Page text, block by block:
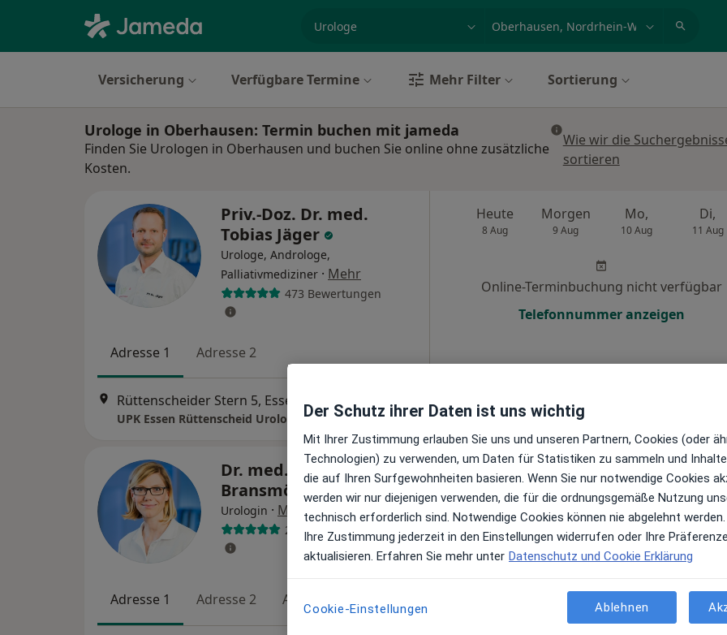
Versicherung Verfügbare Termine Mehr Filter Sortierung
Urologe in Oberhausen: Termin buchen mit jameda
Finden Sie Urologen in Oberhausen und buchen Sie online ohne zusätzliche
Kosten.
Wie wir die
sortieren
Priv.-Doz. Dr. med.
Tobias Jäger
Urologe, Androloge,
Palliativmediziner · Mehr
473 Bewertungen
Adresse 1 Adresse 2
Rüttenscheider Stern 5, Essen • Zu Google Maps
UPK Essen Rüttenscheid Urologische Praxisklinik
Heute
8 Aug
Morgen
9 Aug
Mo,
10 Aug
Di,
11 Aug
Online-Terminbuchung nicht verfügbar
Telefonnummer anzeigen
Dr. med. Katja
Bransmöller
Urologin · Mehr
273 Bewertungen
Adresse 1 Adresse 2 Adresse 3
Heute
8 Aug
Morgen
9 Aug
Mo,
10 Aug 11 Aug
Online-Terminbuchung nicht verfügbar
Der Schutz ihrer Daten ist uns wichtig
Mit Ihrer Zustimmung erlauben Sie uns und unseren Partnern, Cookies (oder
Technologien) zu verwenden, um Daten für Statistiken zu sammeln und
die auf Ihren Surfgewohnheiten basieren. Wenn Sie nur notwendige Cookies
werden wir nur diejenigen verwenden, die für die ordnungsgemäße Nutzung
technisch erforderlich sind. Notwendige Cookies können nie abgelehnt werden.
Ihre Zustimmung jederzeit in den Einstellungen widerrufen oder Ihre
aktualisieren. Erfahren Sie mehr unter Datenschutz und Cookie Erklärung
Cookie-Einstellungen Ablehnen